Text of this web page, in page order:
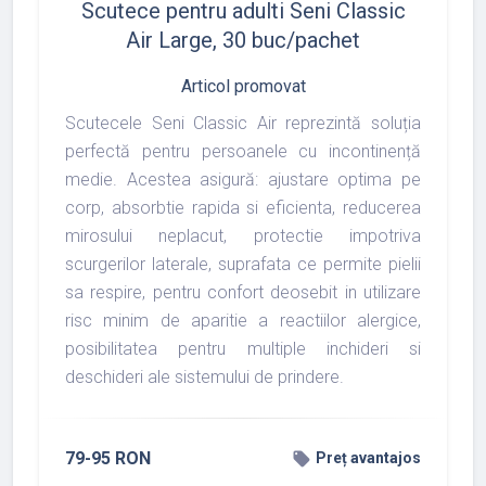
Scutece pentru adulti Seni Classic
Air Large, 30 buc/pachet
Articol promovat
Scutecele Seni Classic Air reprezintă soluția
perfectă pentru persoanele cu incontinență
medie. Acestea asigură: ajustare optima pe
corp, absorbtie rapida si eficienta, reducerea
mirosului neplacut, protectie impotriva
scurgerilor laterale, suprafata ce permite pielii
sa respire, pentru confort deosebit in utilizare
risc minim de aparitie a reactiilor alergice,
posibilitatea pentru multiple inchideri si
deschideri ale sistemului de prindere.
79-95 RON local_offer Preț avantajos